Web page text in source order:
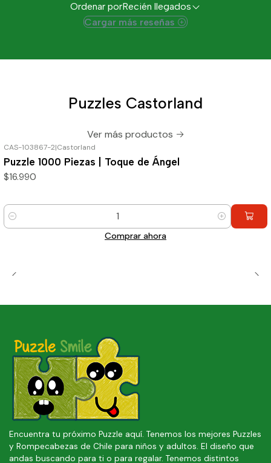
Ordenar porRecién llegados
Cargar más reseñas
Puzzles Castorland
Ver más productos
CAS-103867-2|Castorland
Puzzle 1000 Piezas | Toque de Ángel
$16.990
Cantidad
Comprar ahora
Encuentra tu próximo Puzzle aquí. Tenemos los mejores Puzzles
y Rompecabezas de Chile para niños y adultos. El diseño que
andas buscando para ti o para regalar. Tenemos distintos